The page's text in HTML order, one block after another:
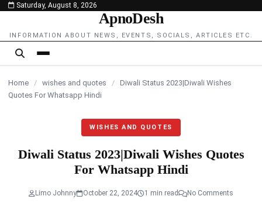
content
Saturday, August 8, 2026
ApnoDesh
INFORMATION ABOUT NEWS, EVENTS, SOCIALS, ARTICLES ETC.
Home / wishes and quotes / Diwali Status 2023|Diwali Wishes
Quotes For Whatsapp Hindi
WISHES AND QUOTES
Diwali Status 2023|Diwali Wishes Quotes
For Whatsapp Hindi
Limo Johnny October 22, 2024 1 min read No Comments